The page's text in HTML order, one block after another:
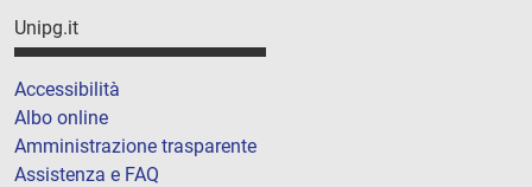
Unipg.it
Accessibilità
Albo online
Amministrazione trasparente
Assistenza e FAQ